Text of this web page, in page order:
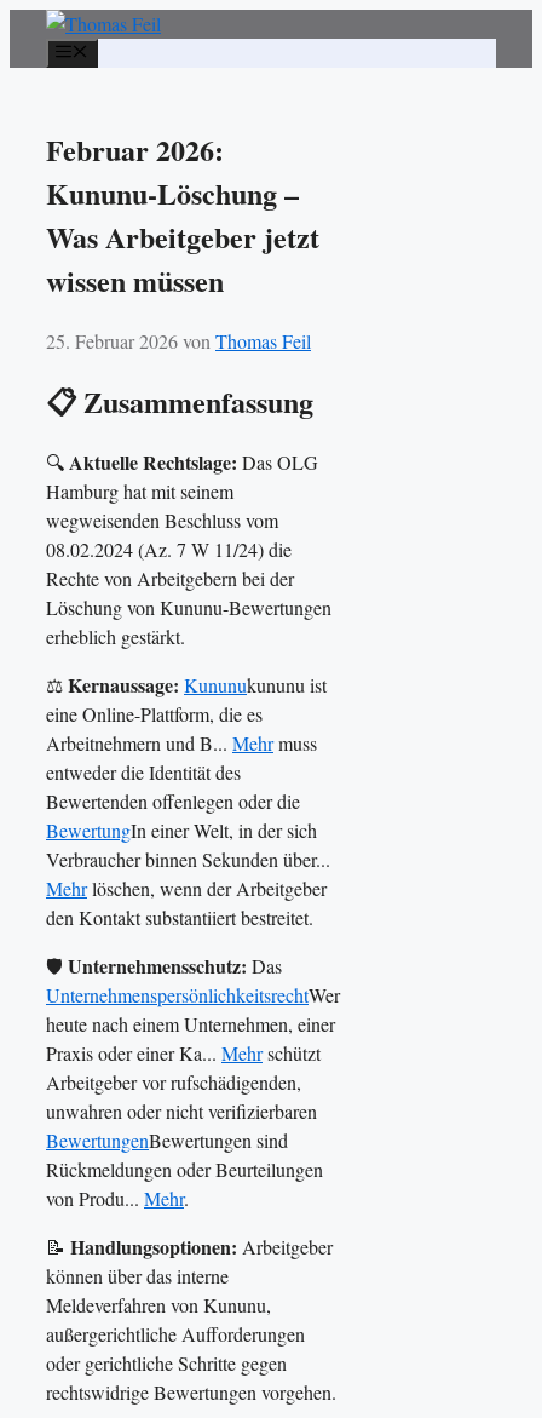
Februar 2026:
Kununu-Löschung –
Was Arbeitgeber jetzt
wissen müssen
25. Februar 2026von Thomas Feil
📋 Zusammenfassung
🔍Aktuelle Rechtslage: Das OLG
Hamburg hat mit seinem
wegweisenden Beschluss vom
08.02.2024 (Az. 7 W 11/24) die
Rechte von Arbeitgebern bei der
Löschung von Kununu-Bewertungen
erheblich gestärkt.
⚖️Kernaussage: Kununukununu ist
eine Online-Plattform, die es
Arbeitnehmern und B... Mehrmuss
entweder die Identität des
Bewertenden offenlegen oder die
BewertungIn einer Welt, in der sich
Verbraucher binnen Sekunden über...
Mehrlöschen, wenn der Arbeitgeber
den Kontakt substantiiert bestreitet.
🛡️ Unternehmensschutz: Das
UnternehmenspersönlichkeitsrechtWer
heute nach einem Unternehmen, einer
Praxis oder einer Ka... Mehrschützt
Arbeitgeber vor rufschädigenden,
unwahren oder nicht verifizierbaren
BewertungenBewertungen sind
Rückmeldungen oder Beurteilungen
von Produ... Mehr.
📝 Handlungsoptionen: Arbeitgeber
können über das interne
Meldeverfahren von Kununu,
außergerichtliche Aufforderungen
oder gerichtliche Schritte gegen
rechtswidrige Bewertungen vorgehen.